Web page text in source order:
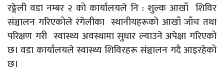
रङ्गेली वडा नम्बर २ को कार्यालयले नि : शुल्क आखाँ शिविर
संञ्चालन गरिएकोले रंगेलीका स्थानीयहरूको आखाँ जाँच तथा
परिक्षण गरी स्वास्थ्य अवस्थामा सुधार ल्याउने अपेक्षा गरिएको
छ। वडा कार्यालयले स्वास्थ्य शिविरहरू संञ्चालन गदै आइरहेको
छ।